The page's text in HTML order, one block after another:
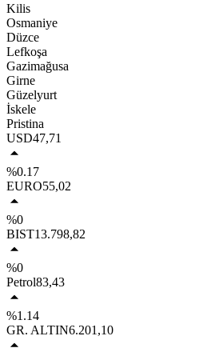
Kilis
Osmaniye
Düzce
Lefkoşa
Gazimağusa
Girne
Güzelyurt
İskele
Pristina
USD47,71
%0.17
EURO55,02
%0
BIST13.798,82
%0
Petrol83,43
%1.14
GR. ALTIN6.201,10